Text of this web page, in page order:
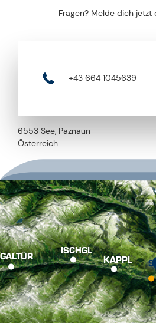
Fragen? Melde dich jetzt
+43 664 1045639
6553 See, Paznaun
Österreich
GALTÜR ISCHGL
KAPPL